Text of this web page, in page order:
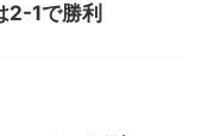
2-1で勝利